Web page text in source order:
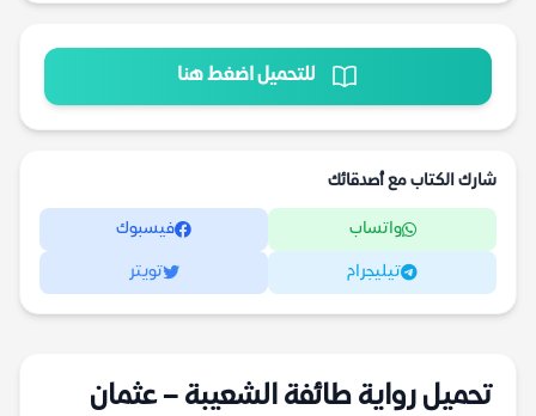
للتحميل اضغط هنا
شارك الكتاب مع أصدقائك
واتساب فيسبوك
تيليجرام تويتر
تحميل رواية طائفة الشعيبة – عثمان